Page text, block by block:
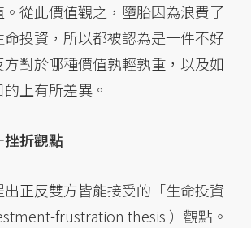
從此價值觀之，墮胎因為浪費了
投資，所以都被認為是一件不好
對於哪種價值孰輕孰重，以及如
上有所差異。
折觀點
正反雙方皆能接受的「生命投資
frustration thesis ）觀點。